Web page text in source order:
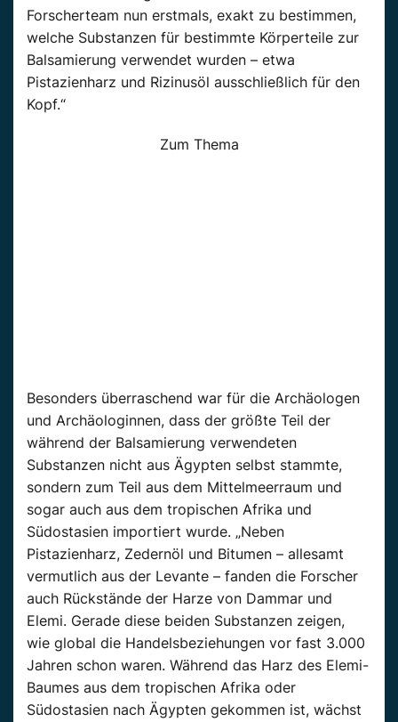
Forscherteam nun erstmals, exakt zu bestimmen,
welche Substanzen für bestimmte Körperteile zur
Balsamierung verwendet wurden – etwa
Pistazienharz und Rizinusöl ausschließlich für den
Kopf.“
Zum Thema
Besonders überraschend war für die Archäologen
und Archäologinnen, dass der größte Teil der
während der Balsamierung verwendeten
Substanzen nicht aus Ägypten selbst stammte,
sondern zum Teil aus dem Mittelmeerraum und
sogar auch aus dem tropischen Afrika und
Südostasien importiert wurde. „Neben
Pistazienharz, Zedernöl und Bitumen – allesamt
vermutlich aus der Levante – fanden die Forscher
auch Rückstände der Harze von Dammar und
Elemi. Gerade diese beiden Substanzen zeigen,
wie global die Handelsbeziehungen vor fast 3.000
Jahren schon waren. Während das Harz des Elemi-
Baumes aus dem tropischen Afrika oder
Südostasien nach Ägypten gekommen ist, wächst